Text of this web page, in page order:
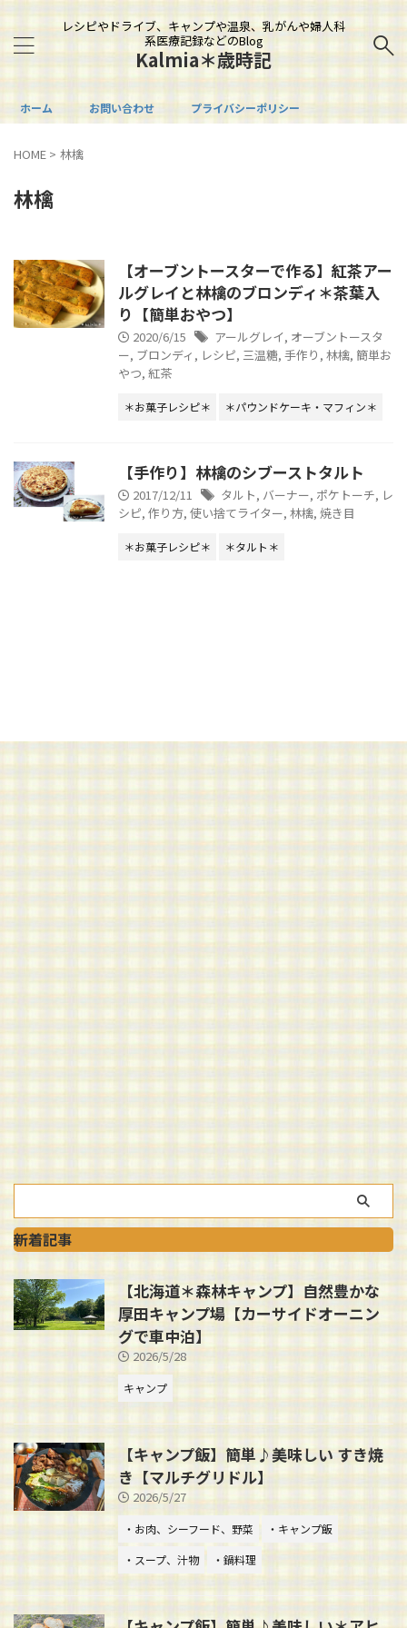
レシピやドライブ、キャンプや温泉、乳がんや婦人科
系医療記録などのBlog
Kalmia＊歳時記
ホーム お問い合わせ プライバシーポリシー
HOME > 林檎
林檎
【オーブントースターで作る】紅茶アー
ルグレイと林檎のブロンディ＊茶葉入
り【簡単おやつ】
2020/6/15 アールグレイ, オーブントースタ
ー, ブロンディ , レシピ, 三温糖, 手作り , 林檎, 簡単お
やつ, 紅茶
＊お菓子レシピ＊ ＊パウンドケーキ・マフィン＊
【手作り】林檎のシブーストタルト
2017/12/11 タルト, バーナー, ポケトーチ, レ
シピ, 作り方, 使い捨てライター, 林檎, 焼き目
＊お菓子レシピ＊ ＊タルト＊
新着記事
【北海道＊森林キャンプ】自然豊かな
厚田キャンプ場【カーサイドオーニン
グで車中泊】
2026/5/28
キャンプ
【キャンプ飯】簡単♪美味しい すき焼
き【マルチグリドル】
2026/5/27
・お肉、シーフード、野菜
・キャンプ飯
・スープ、汁物
・鍋料理